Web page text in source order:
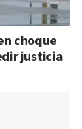
choque
justicia